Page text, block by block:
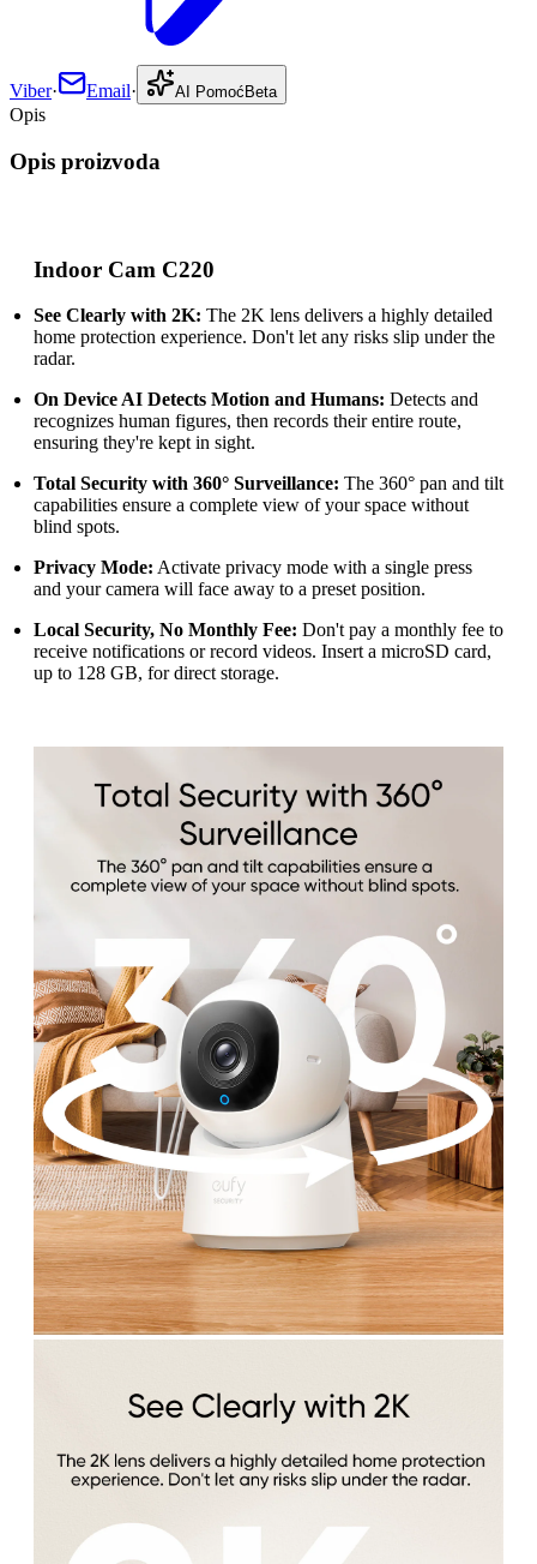
Viber· Email· AI Pomoć Beta
Opis
Opis proizvoda
Indoor Cam C220
See Clearly with 2K: The 2K lens delivers a highly detailed
home protection experience. Don't let any risks slip under the
radar.
On Device AI Detects Motion and Humans: Detects and
recognizes human figures, then records their entire route,
ensuring they're kept in sight.
Total Security with 360° Surveillance: The 360° pan and tilt
capabilities ensure a complete view of your space without
blind spots.
Privacy Mode: Activate privacy mode with a single press
and your camera will face away to a preset position.
Local Security, No Monthly Fee: Don't pay a monthly fee to
receive notifications or record videos. Insert a microSD card,
up to 128 GB, for direct storage.